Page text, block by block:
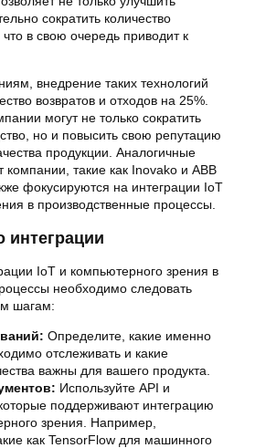
сократить количество
что в свою очередь приводит к
внедрение таких технологий
возвратов и отходов на 25%.
могут не только сократить
но и повысить свою репутацию
продукции. Аналогичные
такие как Inovako и ABB
фокусируются на интеграции IoT
в производственные процессы.
интеграции
IoT и компьютерного зрения в
необходимо следовать
шагам:
Определите, какие именно
отслеживать и какие
важны для вашего продукта.
Используйте API и
поддерживают интеграцию
зрения. Например,
как TensorFlow для машинного